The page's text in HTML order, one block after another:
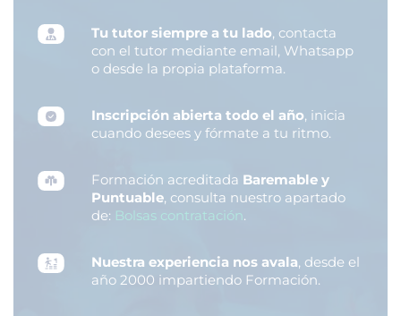
Tu tutor siempre a tu lado, contacta
con el tutor mediante email, Whatsapp
o desde la propia plataforma.
Inscripción abierta todo el año, inicia
cuando desees y fórmate a tu ritmo.
Formación acreditada Baremable y
Puntuable, consulta nuestro apartado
de: Bolsas contratación.
Nuestra experiencia nos avala, desde el
año 2000 impartiendo Formación.